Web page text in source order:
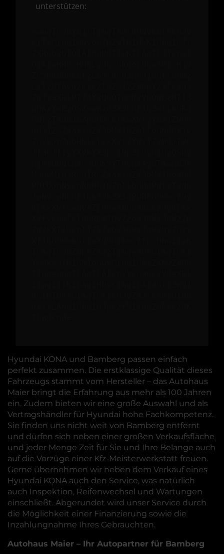
unterstützen:
Hyundai KONA und Bamberg passen einfach
perfekt zusammen. Die erstklassige Qualität dieses
Fahrzeugs stammt vom Hersteller – das Autohaus
Maier bringt die Erfahrung aus mehr als 100 Jahren
ein. Zudem bieten wir eine große Auswahl und als
Vertragshändler für Hyundai hohe Fachkompetenz.
Sie finden uns nicht weit von Bamberg entfernt
und dürfen sich neben einer großen Verkaufsfläche
und jeder Menge Zeit für Sie und Ihre Belange auch
auf die Vorzüge einer Kfz-Meisterwerkstatt freuen.
Gerne übernehmen wir neben dem Verkauf eines
Hyundai KONA auch den Service, was natürlich
auch Inspektion, Reifenwechsel und Wartungen
einschließt. Abgerundet wird unser Service durch
die Möglichkeit einer Finanzierung sowie die
Inzahlungnahme Ihres Gebrauchten.
Autohaus Maier – Ihr Autopartner für Bamberg